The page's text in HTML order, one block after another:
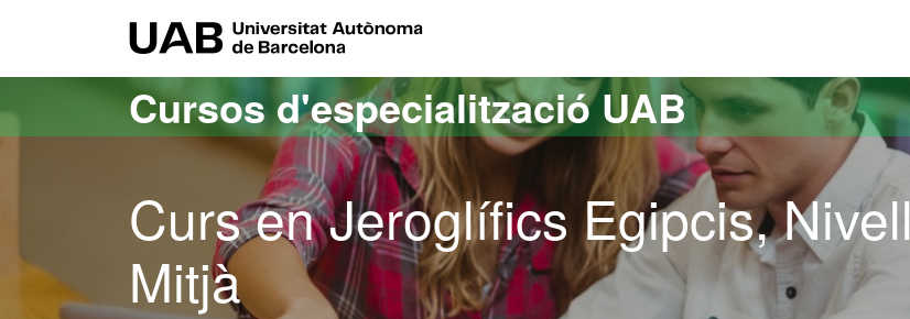
Cursos d'especialització UAB
Curs en Jeroglífics Egipcis, Nivell
Mitjà